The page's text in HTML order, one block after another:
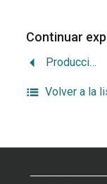
Continuar
Producción de electricidad a partir de las mareas
Volver a la